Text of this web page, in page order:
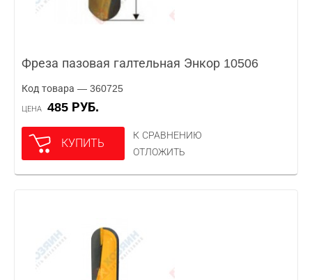
Фреза пазовая галтельная Энкор 10506
Код товара — 360725
ЦЕНА 485 РУБ.
КУПИТЬ
К СРАВНЕНИЮ
ОТЛОЖИТЬ